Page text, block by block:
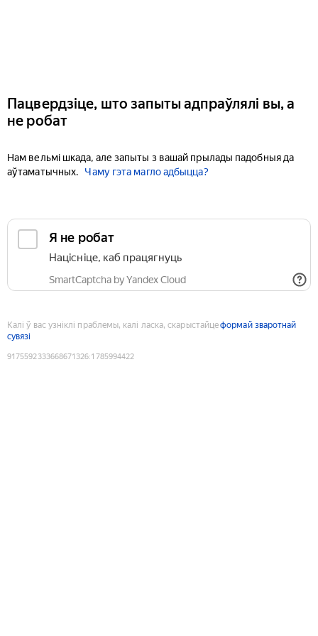
Пацвердзіце, што запыты адпраўлялі вы, а
не робат
Нам вельмі шкада, але запыты з вашай прылады падобныя да
аўтаматычных.
Чаму гэта магло адбыцца?
Я не робат
Націсніце, каб працягнуць
SmartCaptcha by Yandex Cloud
Калі ў вас узніклі праблемы, калі ласка, скарыстайцеформай зваротнай
сувязі
9175592333668671326:1785994422